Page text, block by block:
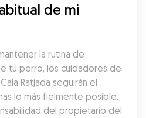
de mi
la rutina de
tu perro, los cuidadores de
Ratjada seguirán el
lo más fielmente posible.
del propietario del